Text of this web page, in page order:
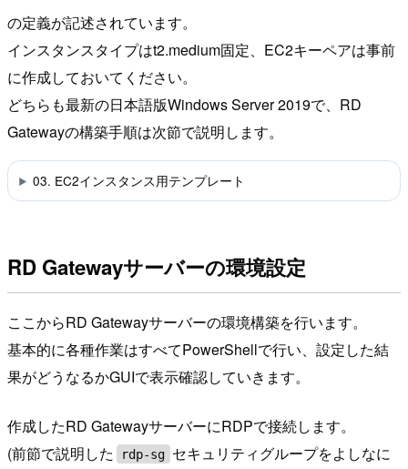
の定義が記述されています。
インスタンスタイプはt2.medium固定、EC2キーペアは事前
に作成しておいてください。
どちらも最新の日本語版Windows Server 2019で、RD
Gatewayの構築手順は次節で説明します。
03. EC2インスタンス用テンプレート
RD Gatewayサーバーの環境設定
ここからRD Gatewayサーバーの環境構築を行います。
基本的に各種作業はすべてPowerShellで行い、設定した結
果がどうなるかGUIで表示確認していきます。
作成したRD GatewayサーバーにRDPで接続します。
(前節で説明した
rdp-sg セキュリティグループをよしなに